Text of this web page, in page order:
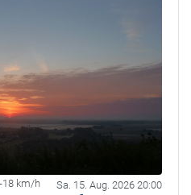
18 km/h Sa. 15. Aug. 2026 20:00